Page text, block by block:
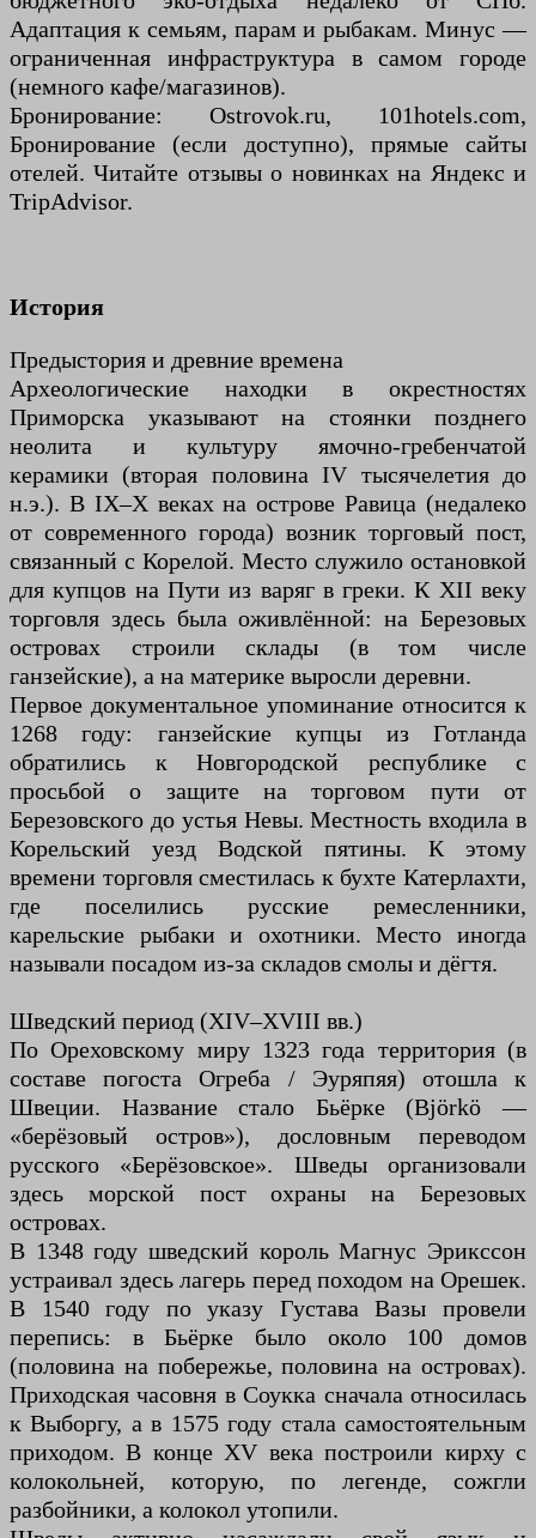
Адаптация к семьям, парам и рыбакам. Минус —
ограниченная инфраструктура в самом городе
(немного кафе/магазинов).
Бронирование: Ostrovok.ru, 101hotels.com,
Бронирование (если доступно), прямые сайты
отелей. Читайте отзывы о новинках на Яндекс и
TripAdvisor.
История
Предыстория и древние времена
Археологические находки в окрестностях
Приморска указывают на стоянки позднего
неолита и культуру ямочно-гребенчатой
керамики (вторая половина IV тысячелетия до
н.э.). В IX–X веках на острове Равица (недалеко
от современного города) возник торговый пост,
связанный с Корелой. Место служило остановкой
для купцов на Пути из варяг в греки. К XII веку
торговля здесь была оживлённой: на Березовых
островах строили склады (в том числе
ганзейские), а на материке выросли деревни.
Первое документальное упоминание относится к
1268 году: ганзейские купцы из Готланда
обратились к Новгородской республике с
просьбой о защите на торговом пути от
Березовского до устья Невы. Местность входила в
Корельский уезд Водской пятины. К этому
времени торговля сместилась к бухте Катерлахти,
где поселились русские ремесленники,
карельские рыбаки и охотники. Место иногда
называли посадом из-за складов смолы и дёгтя.
Шведский период (XIV–XVIII вв.)
По Ореховскому миру 1323 года территория (в
составе погоста Огреба / Эуряпяя) отошла к
Швеции. Название стало Бьёрке (Björkö —
«берёзовый остров»), дословным переводом
русского «Берёзовское». Шведы организовали
здесь морской пост охраны на Березовых
островах.
В 1348 году шведский король Магнус Эрикссон
устраивал здесь лагерь перед походом на Орешек.
В 1540 году по указу Густава Вазы провели
перепись: в Бьёрке было около 100 домов
(половина на побережье, половина на островах).
Приходская часовня в Соукка сначала относилась
к Выборгу, а в 1575 году стала самостоятельным
приходом. В конце XV века построили кирху с
колокольней, которую, по легенде, сожгли
разбойники, а колокол утопили.